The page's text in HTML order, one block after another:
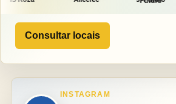
Consultar locais
INSTAGRAM